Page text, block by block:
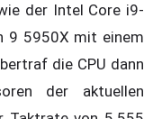
der Intel Core i9-
9 5950X mit einem
die CPU dann
der aktuellen